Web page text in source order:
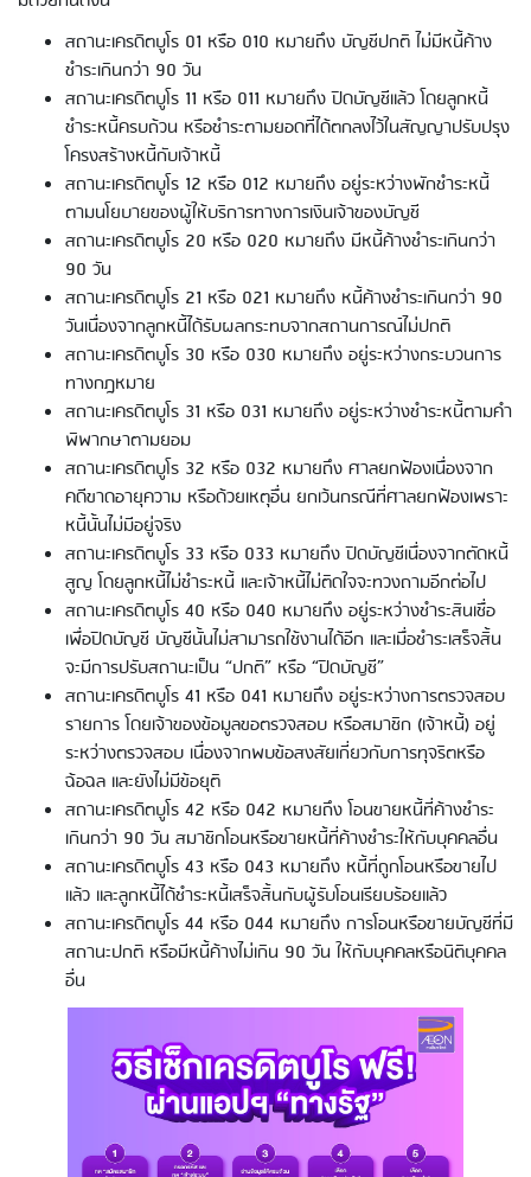
สถานะเครดิตบูโร 01 หรือ 010 หมายถึง บัญชีปกติ ไม่มีหนี้ค้าง
ชำระเกินกว่า 90 วัน
สถานะเครดิตบูโร 11 หรือ 011 หมายถึง ปิดบัญชีแล้ว โดยลูกหนี้
ชำระหนี้ครบถ้วน หรือชำระตามยอดที่ได้ตกลงไว้ในสัญญาปรับปรุง
โครงสร้างหนี้กับเจ้าหนี้
สถานะเครดิตบูโร 12 หรือ 012 หมายถึง อยู่ระหว่างพักชำระหนี้
ตามนโยบายของผู้ให้บริการทางการเงินเจ้าของบัญชี
สถานะเครดิตบูโร 20 หรือ 020 หมายถึง มีหนี้ค้างชำระเกินกว่า
90 วัน
สถานะเครดิตบูโร 21 หรือ 021 หมายถึง หนี้ค้างชำระเกินกว่า 90
วันเนื่องจากลูกหนี้ได้รับผลกระทบจากสถานการณ์ไม่ปกติ
สถานะเครดิตบูโร 30 หรือ 030 หมายถึง อยู่ระหว่างกระบวนการ
ทางกฎหมาย
สถานะเครดิตบูโร 31 หรือ 031 หมายถึง อยู่ระหว่างชำระหนี้ตามคำ
พิพากษาตามยอม
สถานะเครดิตบูโร 32 หรือ 032 หมายถึง ศาลยกฟ้องเนื่องจาก
คดีขาดอายุความ หรือด้วยเหตุอื่น ยกเว้นกรณีที่ศาลยกฟ้องเพราะ
หนี้นั้นไม่มีอยู่จริง
สถานะเครดิตบูโร 33 หรือ 033 หมายถึง ปิดบัญชีเนื่องจากตัดหนี้
สูญ โดยลูกหนี้ไม่ชำระหนี้ และเจ้าหนี้ไม่ติดใจจะทวงถามอีกต่อไป
สถานะเครดิตบูโร 40 หรือ 040 หมายถึง อยู่ระหว่างชำระสินเชื่อ
เพื่อปิดบัญชี บัญชีนั้นไม่สามารถใช้งานได้อีก และเมื่อชำระเสร็จสิ้น
จะมีการปรับสถานะเป็น “ปกติ” หรือ “ปิดบัญชี”
สถานะเครดิตบูโร 41 หรือ 041 หมายถึง อยู่ระหว่างการตรวจสอบ
รายการ โดยเจ้าของข้อมูลขอตรวจสอบ หรือสมาชิก (เจ้าหนี้) อยู่
ระหว่างตรวจสอบ เนื่องจากพบข้อสงสัยเกี่ยวกับการทุจริตหรือ
ฉ้อฉล และยังไม่มีข้อยุติ
สถานะเครดิตบูโร 42 หรือ 042 หมายถึง โอนขายหนี้ที่ค้างชำระ
เกินกว่า 90 วัน สมาชิกโอนหรือขายหนี้ที่ค้างชำระให้กับบุคคลอื่น
สถานะเครดิตบูโร 43 หรือ 043 หมายถึง หนี้ที่ถูกโอนหรือขายไป
แล้ว และลูกหนี้ได้ชำระหนี้เสร็จสิ้นกับผู้รับโอนเรียบร้อยแล้ว
สถานะเครดิตบูโร 44 หรือ 044 หมายถึง การโอนหรือขายบัญชีที่มี
สถานะปกติ หรือมีหนี้ค้างไม่เกิน 90 วัน ให้กับบุคคลหรือนิติบุคคล
อื่น